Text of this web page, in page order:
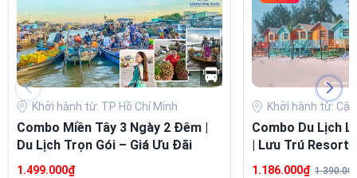
Khởi hành từ: TP Hồ Chí Minh
Combo Miền Tây 3 Ngày 2 Đêm |
Du Lịch Trọn Gói – Giá Ưu Đãi
1.499.000₫
Khởi hành từ:
Combo Du Lịch
| Lưu Trú Resort
Buffet Sang
1.186.000₫